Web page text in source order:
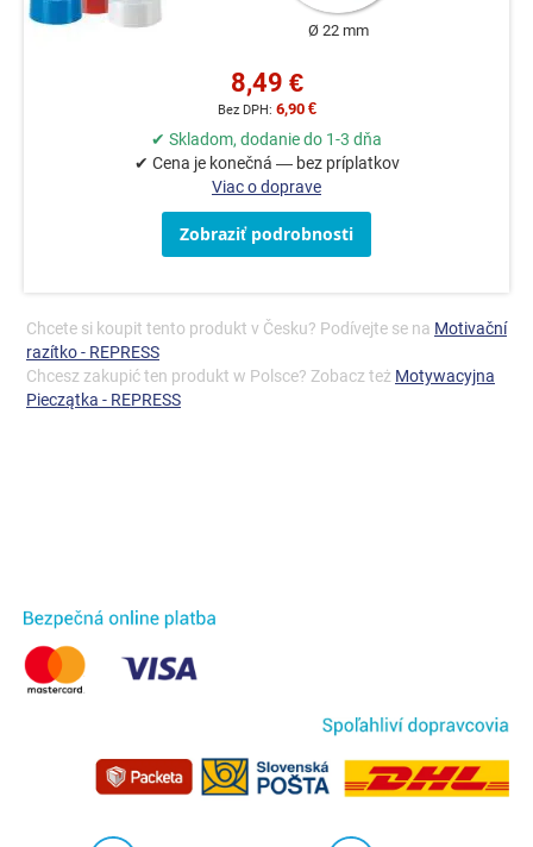
Ø 22 mm
8,49 €
6,90 €
✔ Skladom, dodanie do 1-3 dňa
✔ Cena je konečná — bez príplatkov
Viac o doprave
Zobraziť podrobnosti
Chcete si koupit tento produkt v Česku? Podívejte se na Motivační
razítko - REPRESS
Chcesz zakupić ten produkt w Polsce? Zobacz też Motywacyjna
Pieczątka - REPRESS